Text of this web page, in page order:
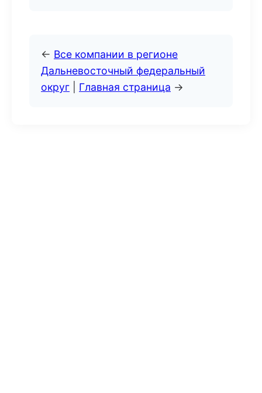
← Все компании в регионе
Дальневосточный федеральный
округ
Главная страница →